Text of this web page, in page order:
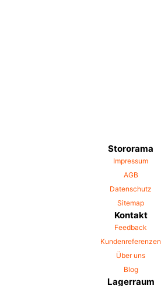
Stororama
Impressum
AGB
Datenschutz
Sitemap
Kontakt
Feedback
Kundenreferenzen
Über uns
Blog
Lagerraum